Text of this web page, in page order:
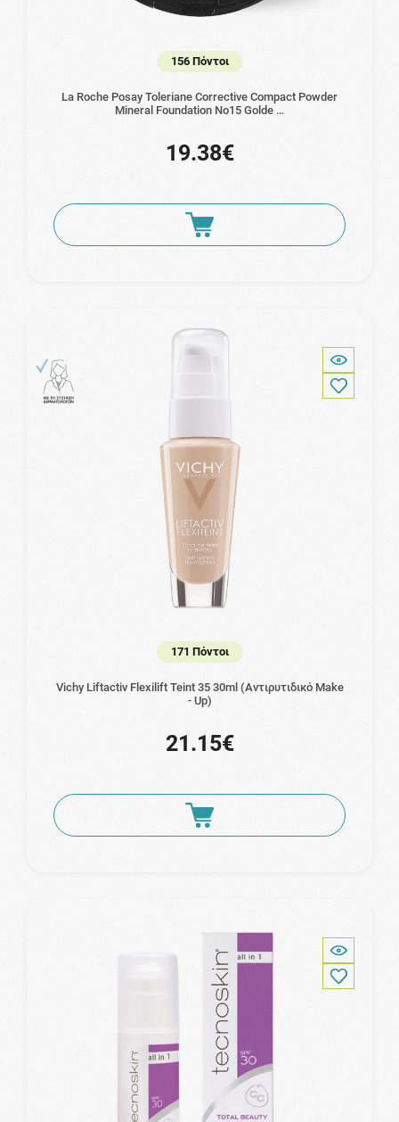
156 Πόντοι
La Roche Posay Toleriane Corrective Compact Powder
Mineral Foundation No15 Golde …
19.38€
171 Πόντοι
Vichy Liftactiv Flexilift Teint 35 30ml (Αντιρυτιδικό Make
- Up)
21.15€